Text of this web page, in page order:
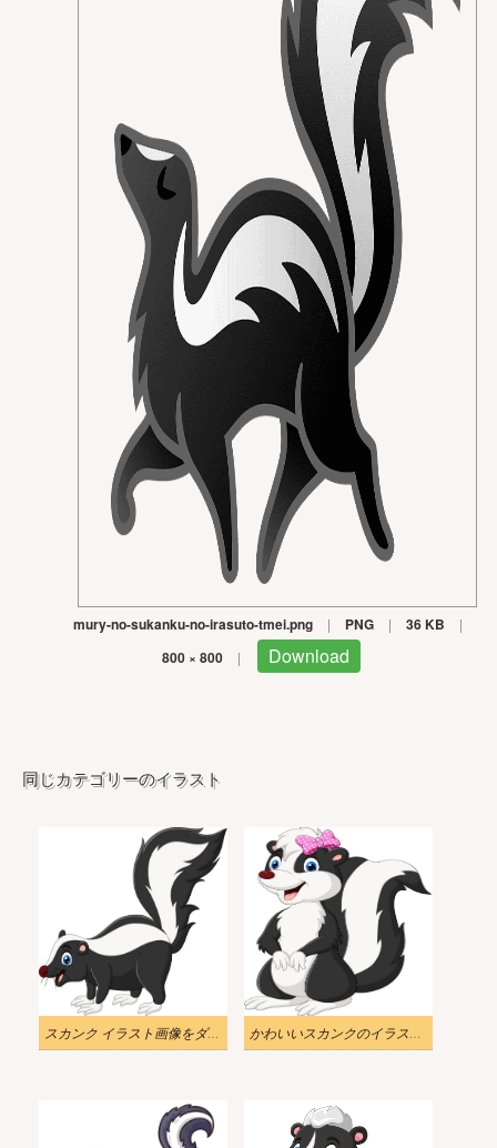
mury-no-sukanku-no-irasuto-tmei.png | PNG | 36 KB |
800 × 800 | Download
同じカテゴリーのイラスト
スカンク イラスト画像をダウンロード かわいいスカンクのイラスト画像